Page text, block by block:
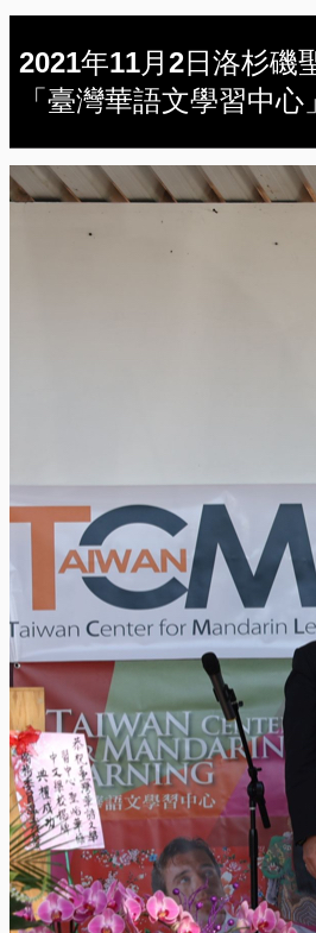
2021年11月2日洛杉磯
「臺灣華語文學習中